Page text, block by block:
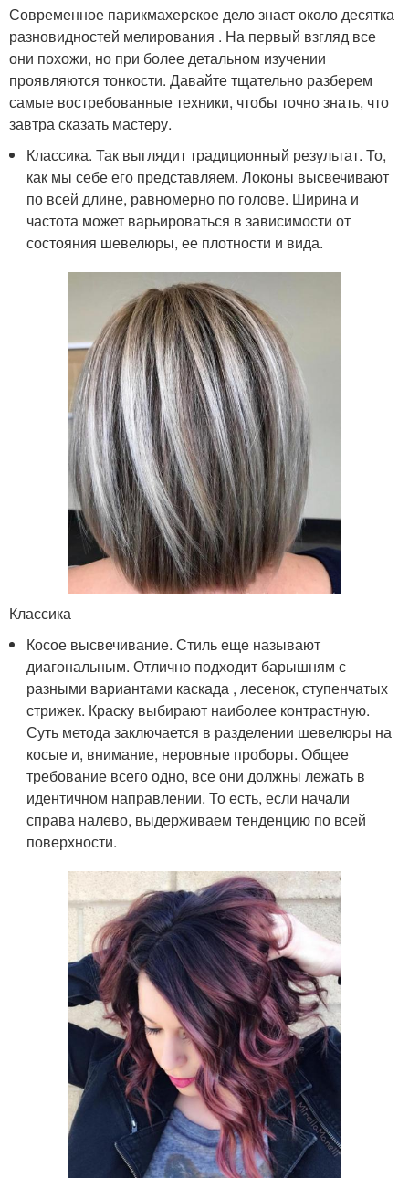
Современное парикмахерское дело знает около десятка
разновидностей мелирования . На первый взгляд все
они похожи, но при более детальном изучении
проявляются тонкости. Давайте тщательно разберем
самые востребованные техники, чтобы точно знать, что
завтра сказать мастеру.
Классика. Так выглядит традиционный результат. То,
как мы себе его представляем. Локоны высвечивают
по всей длине, равномерно по голове. Ширина и
частота может варьироваться в зависимости от
состояния шевелюры, ее плотности и вида.
Классика
Косое высвечивание. Стиль еще называют
диагональным. Отлично подходит барышням с
разными вариантами каскада , лесенок, ступенчатых
стрижек. Краску выбирают наиболее контрастную.
Суть метода заключается в разделении шевелюры на
косые и, внимание, неровные проборы. Общее
требование всего одно, все они должны лежать в
идентичном направлении. То есть, если начали
справа налево, выдерживаем тенденцию по всей
поверхности.